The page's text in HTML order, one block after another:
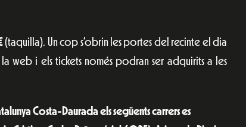
(taquilla). Un cop s’obrin les portes del recinte el dia
web i els tickets només podran ser adquirits a les
Costa-Daurada els següents carrers es